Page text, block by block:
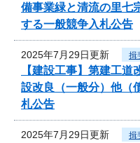
備事業緑と清流の里七
する一般競争入札公告
2025年7月29日更新 揖
【建設工事】第建工
設改良（一般分）他（
札公告
2025年7月29日更新 揖